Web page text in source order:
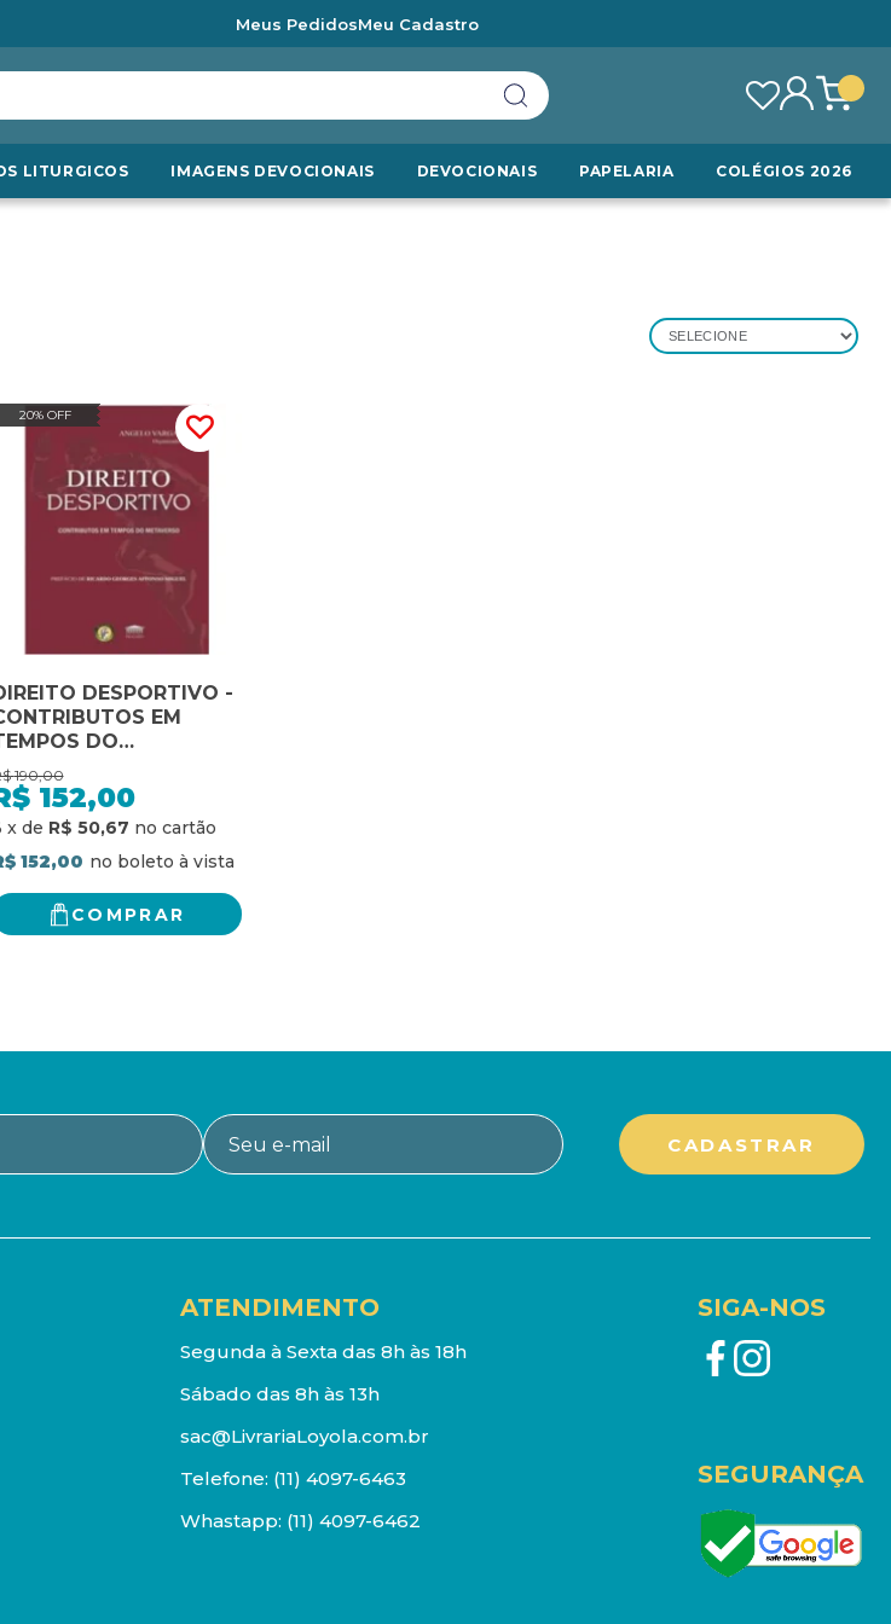
Meus PedidosMeu Cadastro
LITURGICOS IMAGENS DEVOCIONAIS DEVOCIONAIS PAPELARIA COLÉGIOS 2026
SELECIONE
20% OFF
DESPORTIVO -
EM
DO
190,00
152,00
x de R$ 50,67
152,00
COMPRAR
ATENDIMENTO
Segunda à Sexta das 8h às 18h
Sábado das 8h às 13h
sac@LivrariaLoyola.com.br
Telefone: (11) 4097-6463
Whastapp: (11) 4097-6462
SIGA-NOS
SEGURANÇA